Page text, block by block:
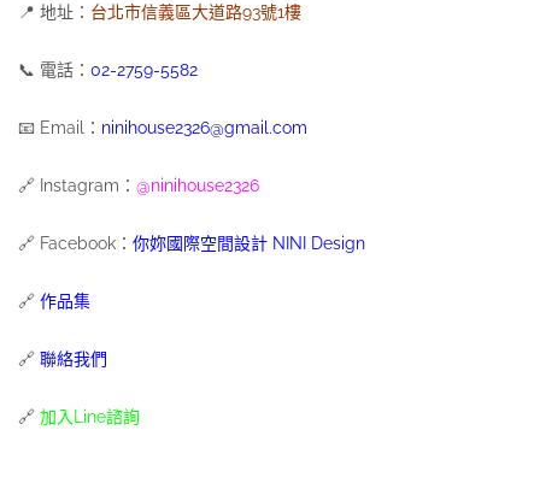
📍 地址： 台北市信義區大道路93號1樓
📞 電話： 02-2759-5582
📧 Email： ninihouse2326@gmail.com
🔗 Instagram： @ninihouse2326
🔗 Facebook： 你妳國際空間設計 NINI Design
🔗 作品集
🔗 聯絡我們
🔗 加入Line諮詢